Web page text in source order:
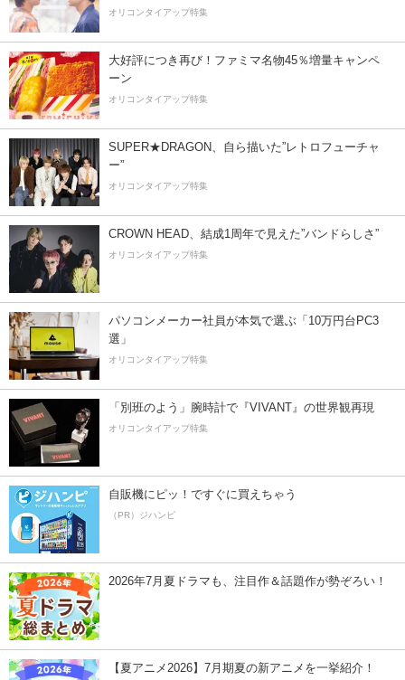
オリコンタイアップ特集
大好評につき再び！ファミマ名物45％増量キャンペ
ーン
オリコンタイアップ特集
SUPER★DRAGON、自ら描いた”レトロフューチャ
ー”
オリコンタイアップ特集
CROWN HEAD、結成1周年で見えた”バンドらしさ”
オリコンタイアップ特集
パソコンメーカー社員が本気で選ぶ「10万円台PC3
選」
オリコンタイアップ特集
「別班のよう」腕時計で『VIVANT』の世界観再現
オリコンタイアップ特集
自販機にピッ！ですぐに買えちゃう
（PR）ジハンピ
2026年7月夏ドラマも、注目作＆話題作が勢ぞろい！
【夏アニメ2026】7月期夏の新アニメを一挙紹介！